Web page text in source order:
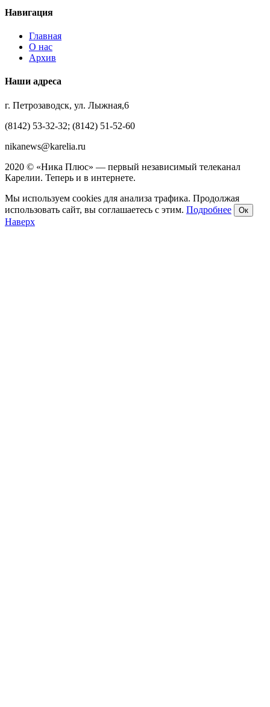
Навигация
Главная
О нас
Архив
Наши адреса
г. Петрозаводск, ул. Лыжная,6
(8142) 53-32-32; (8142) 51-52-60
nikanews@karelia.ru
2020 © «Ника Плюс» — первый независимый телеканал
Карелии. Теперь и в интернете.
Мы используем cookies для анализа трафика. Продолжая
использовать сайт, вы соглашаетесь с этим. Подробнее Ок
Наверх